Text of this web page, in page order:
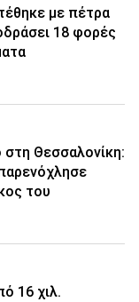
με πέτρα
18 φορές
στη Θεσσαλονίκη:
του
16 χιλ.